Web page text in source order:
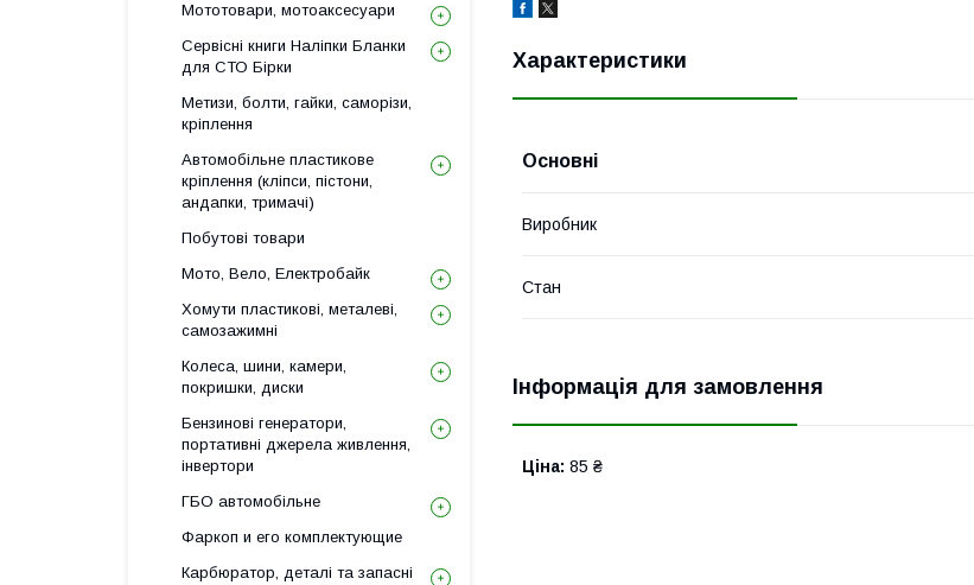
Характеристики
Основні
Виробник
Стан
Інформація для замовлення
Ціна: 85 ₴
Мототовари, мотоаксесуари
Сервісні книги Наліпки Бланки
для СТО Бірки
Метизи, болти, гайки, саморізи,
кріплення
Автомобільне пластикове
кріплення (кліпси, пістони,
андапки, тримачі)
Побутові товари
Мото, Вело, Електробайк
Хомути пластикові, металеві,
самозажимні
Колеса, шини, камери,
покришки, диски
Бензинові генератори,
портативні джерела живлення,
інвертори
ГБО автомобільне
Фаркоп и его комплектующие
Карбюратор, деталі та запасні